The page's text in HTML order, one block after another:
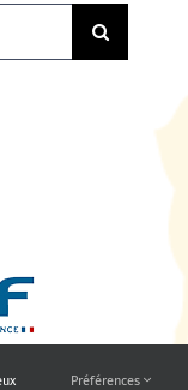
Préférences